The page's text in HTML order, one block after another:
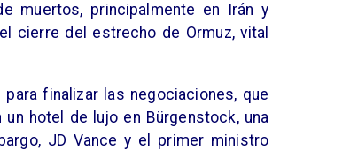
muertos, principalmente en Irán y
cierre del estrecho de Ormuz, vital
finalizar las negociaciones, que
hotel de lujo en Bürgenstock, una
JD Vance y el primer ministro